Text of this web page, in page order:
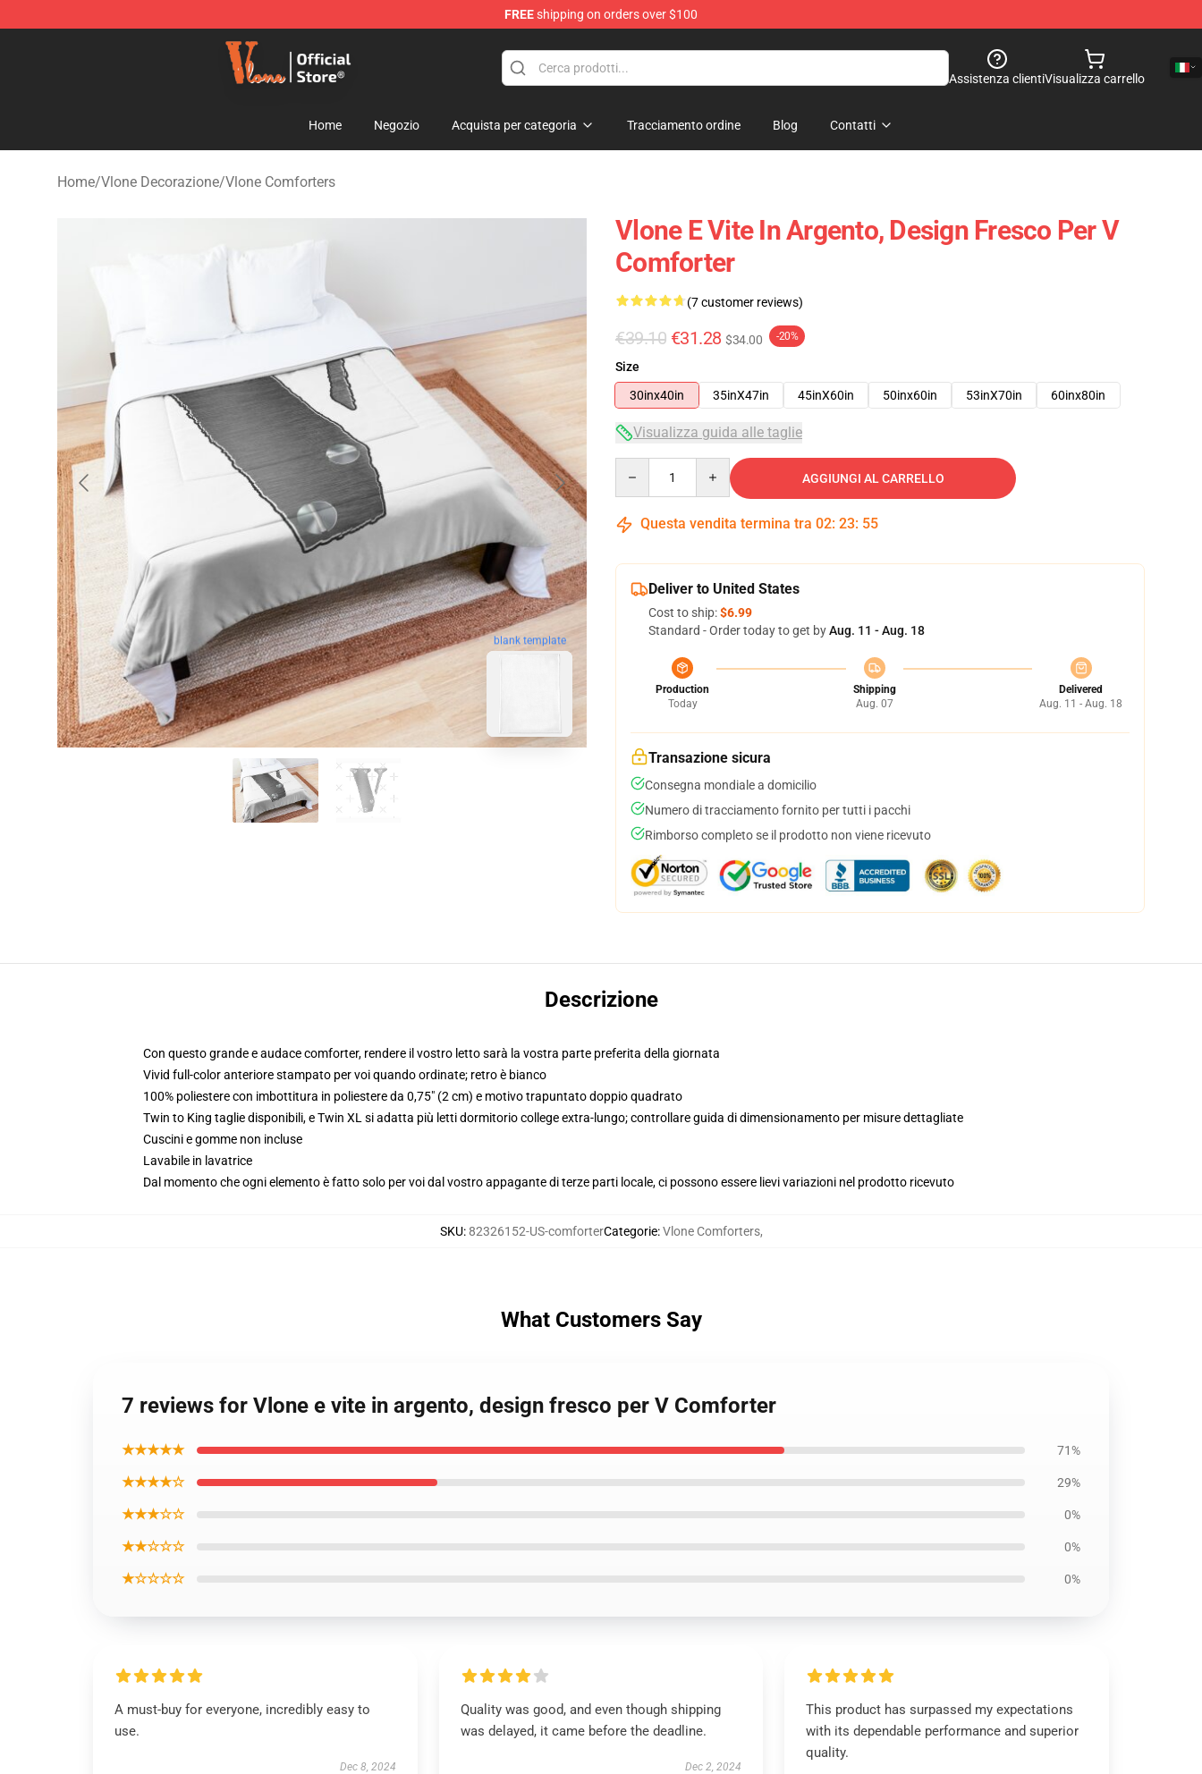
FREEshipping on orders over $100
Vlone Shop - Official Vlone Merchandise Store
Assistenza clientiVisualizza carrello
Home Negozio Acquista per categoria Tracciamento ordine Blog Contatti
Home/Vlone Decorazione/Vlone Comforters
blank template
Vlone E Vite In Argento, Design Fresco Per V
Comforter
(7 customer reviews)
€39.10 €31.28 $34.00 -20%
Size
30inx40in
35inX47in 45inX60in 50inx60in 53inX70in 60inx80in
Visualizza guida alle taglie
AGGIUNGI AL CARRELLO
Questa vendita termina tra 02: 23: 54
Deliver to United States
Cost to ship:$6.99
Standard - Order today to get byAug. 11 - Aug. 18
Production
Today
Shipping
Aug. 07
Delivered
Aug. 11 - Aug. 18
Transazione sicura
Consegna mondiale a domicilio
Numero di tracciamento fornito per tutti i pacchi
Rimborso completo se il prodotto non viene ricevuto
Descrizione
Con questo grande e audace comforter, rendere il vostro letto sarà la vostra parte preferita della giornata
Vivid full-color anteriore stampato per voi quando ordinate; retro è bianco
100% poliestere con imbottitura in poliestere da 0,75" (2 cm) e motivo trapuntato doppio quadrato
Twin to King taglie disponibili, e Twin XL si adatta più letti dormitorio college extra-lungo; controllare guida di dimensionamento per misure dettagliate
Cuscini e gomme non incluse
Lavabile in lavatrice
Dal momento che ogni elemento è fatto solo per voi dal vostro appagante di terze parti locale, ci possono essere lievi variazioni nel prodotto ricevuto
SKU:82326152-US-comforterCategorie:Vlone Comforters,
What Customers Say
7 reviews for Vlone e vite in argento, design fresco per V Comforter
★★★★★ 71%
★★★★☆ 29%
★★★☆☆ 0%
★★☆☆☆ 0%
★☆☆☆☆ 0%
A must-buy for everyone, incredibly easy to
use.
Dec 8, 2024
Quality was good, and even though shipping
was delayed, it came before the deadline.
Dec 2, 2024
This product has surpassed my expectations
with its dependable performance and superior
quality.